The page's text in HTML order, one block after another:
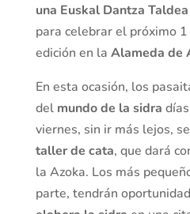
una Euskal Dantza Taldea
para celebrar el próximo
edición en la Alameda de
En esta ocasión, los
del mundo de la sidra
viernes, sin ir más lejos,
taller de cata, que dará
la Azoka. Los más
parte, tendrán